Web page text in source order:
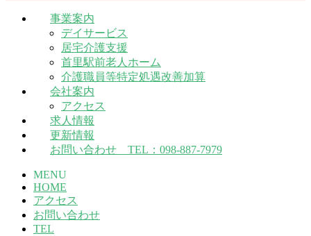
事業案内
デイサービス
居宅介護支援
首里駅前老人ホーム
介護職員等特定処遇改善加算
会社案内
アクセス
求人情報
更新情報
お問い合わせ TEL：098-887-7979
MENU
HOME
アクセス
お問い合わせ
TEL